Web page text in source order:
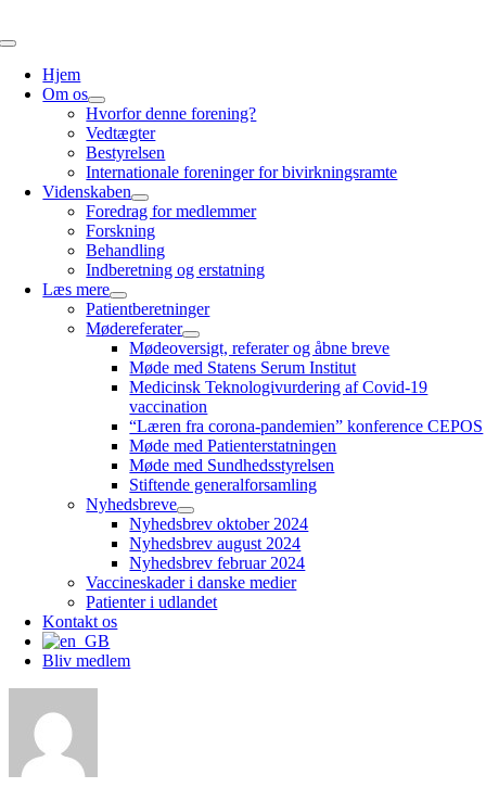
til
Skift
navigationHjem
Om os
Hvorfor denne forening?
Vedtægter
Bestyrelsen
Internationale foreninger for bivirkningsramte
Videnskaben
Foredrag for medlemmer
Forskning
Behandling
Indberetning og erstatning
Læs mere
Patientberetninger
Mødereferater
Mødeoversigt, referater og åbne breve
Møde med Statens Serum Institut
Medicinsk Teknologivurdering af Covid-19
vaccination
“Læren fra corona-pandemien” konference CEPOS
Møde med Patienterstatningen
Møde med Sundhedsstyrelsen
Stiftende generalforsamling
Nyhedsbreve
Nyhedsbrev oktober 2024
Nyhedsbrev august 2024
Nyhedsbrev februar 2024
Vaccineskader i danske medier
Patienter i udlandet
Kontakt os
Bliv medlem